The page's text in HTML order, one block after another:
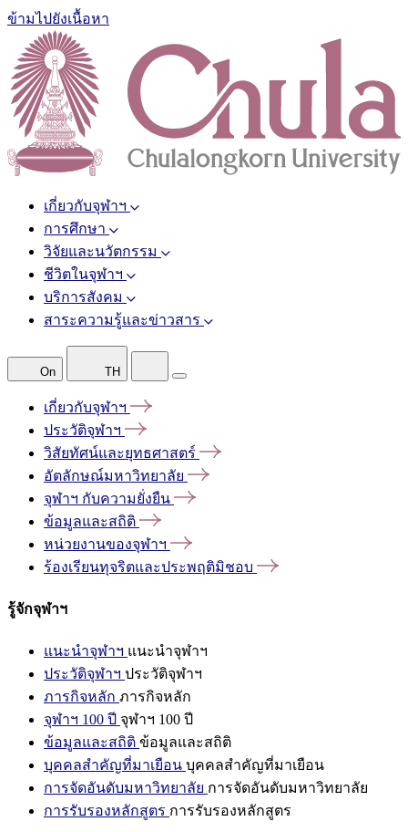
ข้ามไปยังเนื้อหา
เกี่ยวกับจุฬาฯ
การศึกษา
วิจัยและนวัตกรรม
ชีวิตในจุฬาฯ
บริการสังคม
สาระความรู้และข่าวสาร
On TH
เกี่ยวกับจุฬาฯ
ประวัติจุฬาฯ
วิสัยทัศน์และยุทธศาสตร์
อัตลักษณ์มหาวิทยาลัย
จุฬาฯ กับความยั่งยืน
ข้อมูลและสถิติ
หน่วยงานของจุฬาฯ
ร้องเรียนทุจริตและประพฤติมิชอบ
รู้จักจุฬาฯ
แนะนำจุฬาฯ แนะนำจุฬาฯ
ประวัติจุฬาฯ ประวัติจุฬาฯ
ภารกิจหลัก ภารกิจหลัก
จุฬาฯ 100 ปี จุฬาฯ 100 ปี
ข้อมูลและสถิติ ข้อมูลและสถิติ
บุคคลสำคัญที่มาเยือน บุคคลสำคัญที่มาเยือน
การจัดอันดับมหาวิทยาลัย การจัดอันดับมหาวิทยาลัย
การรับรองหลักสูตร การรับรองหลักสูตร